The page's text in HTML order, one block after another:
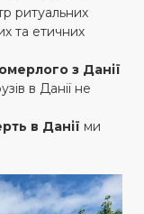
ритуальних
та етичних
з Данії
в Данії не
в Данії ми